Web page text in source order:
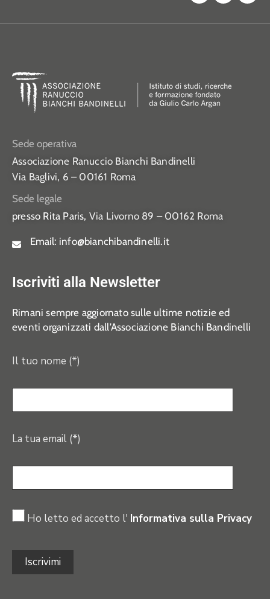
Sede operativa
Associazione Ranuccio Bianchi Bandinelli
Via Baglivi, 6 – 00161 Roma
Sede legale
presso Rita Paris, Via Livorno 89 – 00162 Roma
Email: info@bianchibandinelli.it
Iscriviti alla Newsletter
Rimani sempre aggiornato sulle ultime notizie ed
eventi organizzati dall’Associazione Bianchi Bandinelli
Il tuo nome (*)
La tua email (*)
Ho letto ed accetto l' Informativa sulla Privacy